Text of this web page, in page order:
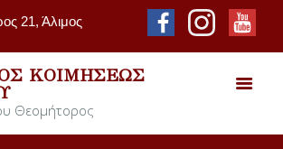
21, Άλιμος
ΚΟΙΜΉΣΕΩΣ
Θεομήτορος